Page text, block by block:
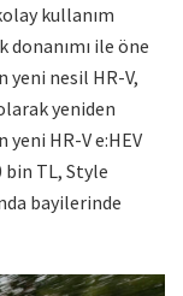
kullanım
ile öne
yeni nesil HR-V,
yeniden
HR-V e:HEV
bin TL, Style
bayilerinde